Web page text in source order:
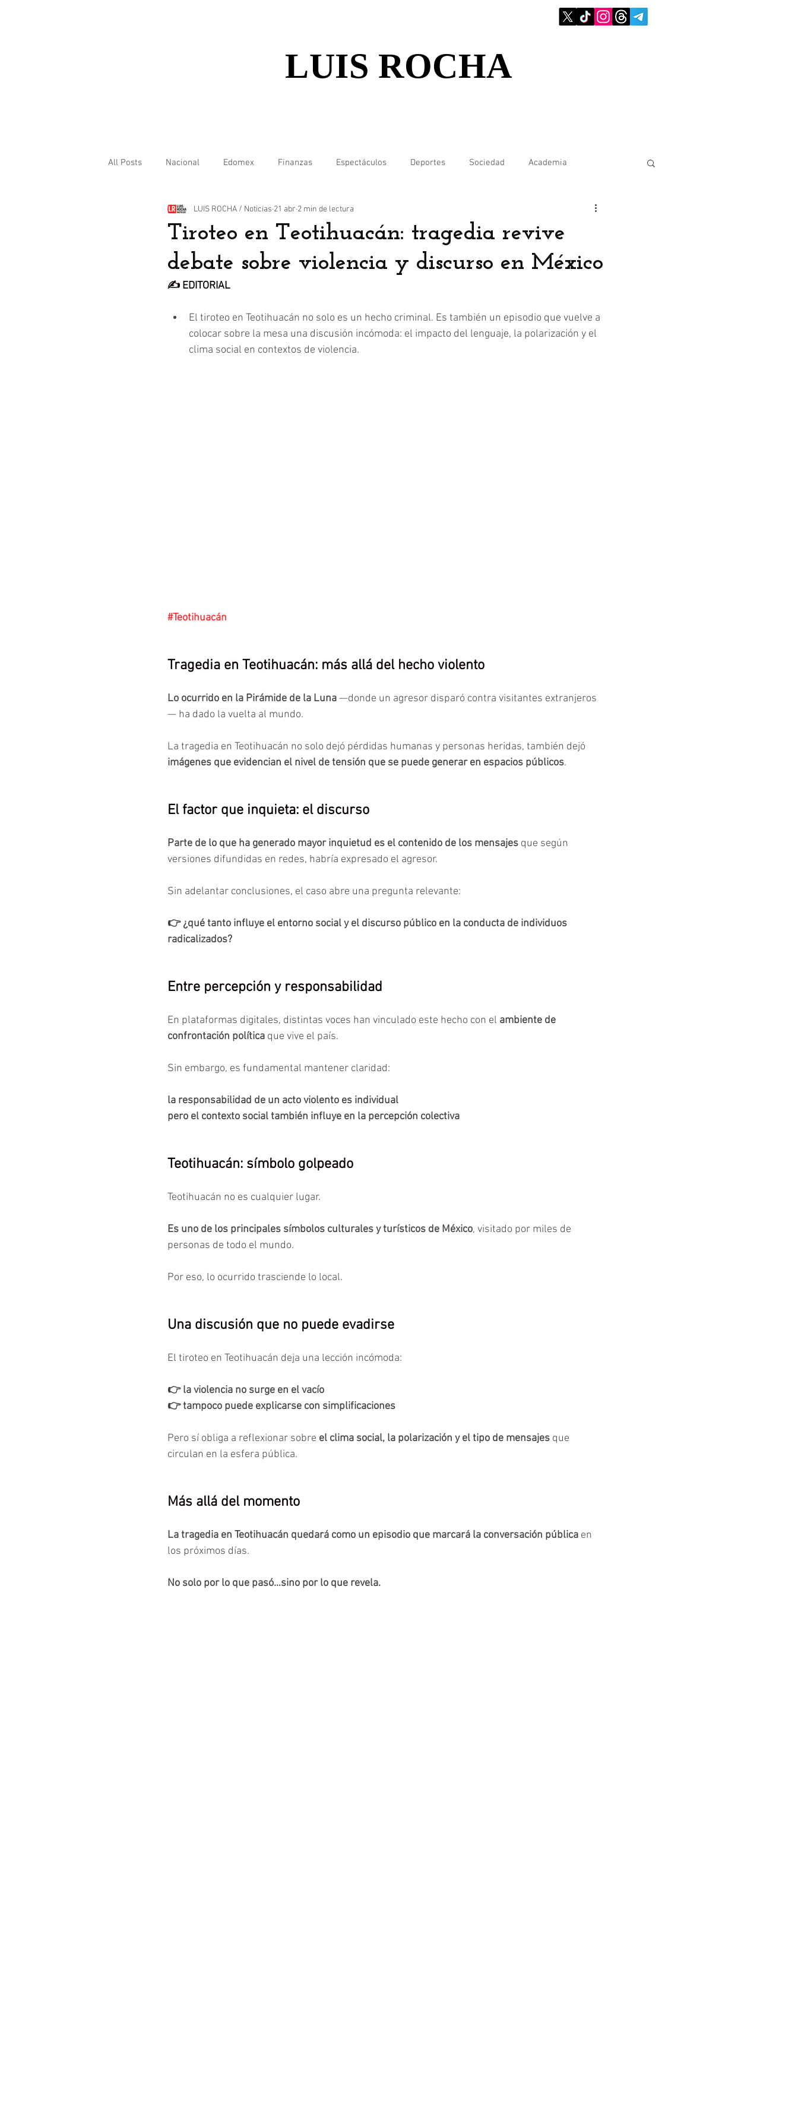
LUIS ROCHA
All Posts Nacional Edomex Finanzas Espectáculos Deportes Sociedad Academia
Internacional
Tiroteo en Teotihuacán: tragedia revive
debate sobre violencia y discurso en México
LUIS ROCHA / Noticias 21 abr 2 min de lectura
✍️ EDITORIAL
El tiroteo en Teotihuacán no solo es un hecho criminal. Es también un episodio que vuelve a
colocar sobre la mesa una discusión incómoda: el impacto del lenguaje, la polarización y el
clima social en contextos de violencia.
#Teotihuacán
Tragedia en Teotihuacán: más allá del hecho violento
Lo ocurrido en la Pirámide de la Luna —donde un agresor disparó contra visitantes extranjeros
— ha dado la vuelta al mundo.
La tragedia en Teotihuacán no solo dejó pérdidas humanas y personas heridas, también dejó
imágenes que evidencian el nivel de tensión que se puede generar en espacios públicos.
El factor que inquieta: el discurso
Parte de lo que ha generado mayor inquietud es el contenido de los mensajes que según
versiones difundidas en redes, habría expresado el agresor.
Sin adelantar conclusiones, el caso abre una pregunta relevante:
👉 ¿qué tanto influye el entorno social y el discurso público en la conducta de individuos
radicalizados?
Entre percepción y responsabilidad
En plataformas digitales, distintas voces han vinculado este hecho con el ambiente de
confrontación política que vive el país.
Sin embargo, es fundamental mantener claridad:
la responsabilidad de un acto violento es individual
pero el contexto social también influye en la percepción colectiva
Teotihuacán: símbolo golpeado
Teotihuacán no es cualquier lugar.
Es uno de los principales símbolos culturales y turísticos de México, visitado por miles de
personas de todo el mundo.
Por eso, lo ocurrido trasciende lo local.
Una discusión que no puede evadirse
El tiroteo en Teotihuacán deja una lección incómoda:
👉 la violencia no surge en el vacío
👉 tampoco puede explicarse con simplificaciones
Pero sí obliga a reflexionar sobre el clima social, la polarización y el tipo de mensajes que
circulan en la esfera pública.
Más allá del momento
La tragedia en Teotihuacán quedará como un episodio que marcará la conversación pública en
los próximos días.
No solo por lo que pasó…sino por lo que revela.